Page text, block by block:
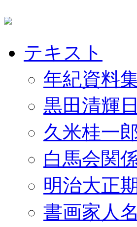
テキスト
年紀資料
黒田清輝
久米桂一
白馬会関
明治大正
書画家人